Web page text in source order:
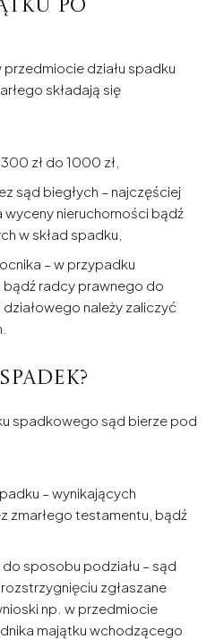
po
działu spadku
składają się
zł do 1000 zł,
sąd biegłych – najczęściej
nieruchomości bądź
w skład spadku,
– w przypadku
radcy prawnego do
należy zaliczyć
spadkowego sąd bierze pod
– wynikających
zmarłego testamentu, bądź
sposobu podziału – sąd
zgłaszane
np. w przedmiocie
majątku wchodzącego